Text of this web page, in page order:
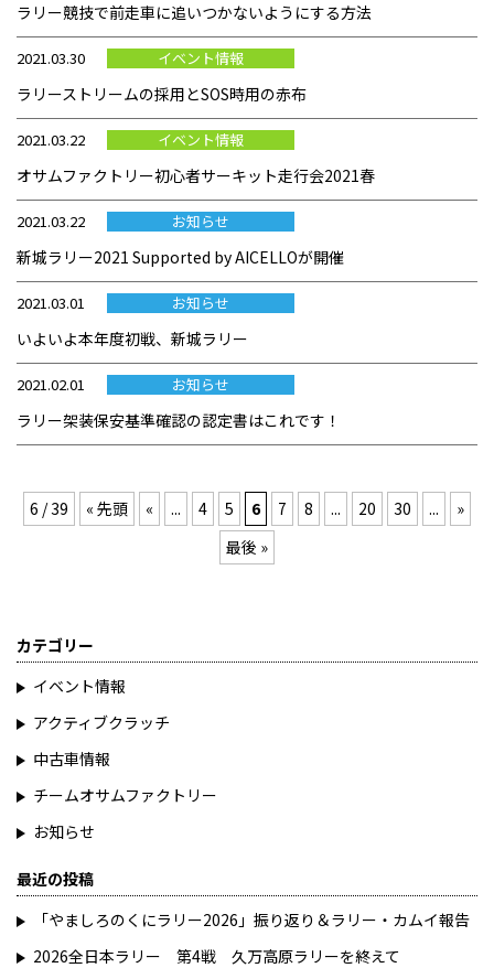
ラリー競技で前走車に追いつかないようにする方法
2021.03.30 イベント情報
ラリーストリームの採用とSOS時用の赤布
2021.03.22 イベント情報
オサムファクトリー初心者サーキット走行会2021春
2021.03.22 お知らせ
新城ラリー2021 Supported by AICELLOが開催
2021.03.01 お知らせ
いよいよ本年度初戦、新城ラリー
2021.02.01 お知らせ
ラリー架装保安基準確認の認定書はこれです！
6 / 39 « 先頭 « ... 4 5 6 7 8 ... 20 30 ...
»
最後 »
カテゴリー
イベント情報
アクティブクラッチ
中古車情報
チームオサムファクトリー
お知らせ
最近の投稿
「やましろのくにラリー2026」振り返り＆ラリー・カムイ報告
2026全日本ラリー 第4戦 久万高原ラリーを終えて